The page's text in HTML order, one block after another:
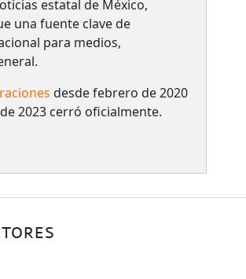
estatal de México,
una fuente clave de
para medios,
desde febrero de 2020
2023 cerró oficialmente.